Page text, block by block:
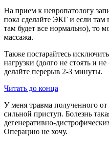
На прием к невропатологу
пока сделайте ЭКГ и если там
там будет все нормально), то
массажа.
Также постарайтесь
нагрузки (долго не стоять и
делайте перерыв 2-3 минуты.
Читать до конца
У меня травма полученного
сильной приступ. Болезнь
дегенеративно-
Операцию не хочу.